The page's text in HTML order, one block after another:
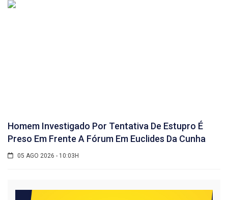
Homem Investigado Por Tentativa De Estupro É
Preso Em Frente A Fórum Em Euclides Da Cunha
05 AGO 2026 - 10:03H